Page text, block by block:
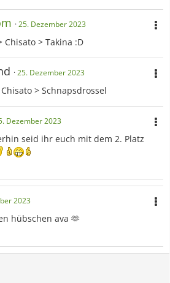
25. Dezember 2023
Chisato > Takina :D
25. Dezember 2023
> Schnapsdrossel
Dezember 2023
seid ihr euch mit dem 2. Platz
2023
hübschen ava 🫶